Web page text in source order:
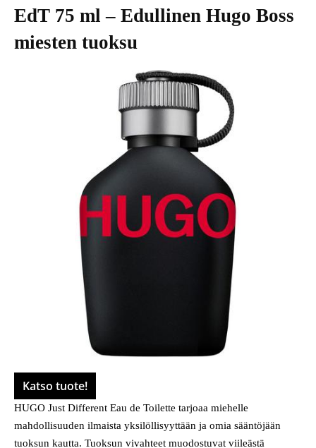
EdT 75 ml – Edullinen Hugo Boss
miesten tuoksu
Katso tuote!
HUGO Just Different Eau de Toilette tarjoaa miehelle
mahdollisuuden ilmaista yksilöllisyyttään ja omia sääntöjään
tuoksun kautta. Tuoksun vivahteet muodostuvat viileästä